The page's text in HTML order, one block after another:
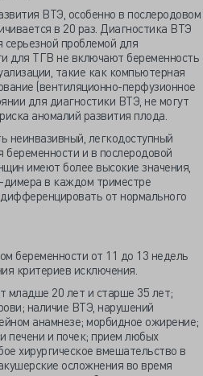
ВТЭ, особенно в послеродовом
в 20 раз. Диагностика ВТЭ
проблемой для
для ТГВ не включают беременность
такие как компьютерная
(вентиляционно-перфузионное
для диагностики ВТЭ, не могут
аномалий развития плода.
неинвазивный, легкодоступный
и в послеродовой
имеют более высокие значения,
димера в каждом триместре
от нормального
беременности от 11 до 13 недель
критериев исключения.
младше 20 лет и старше 35 лет;
наличие ВТЭ, нарушений
анамнезе; морбидное ожирение;
печени и почек; прием любых
хирургическое вмешательство в
осложнения во время